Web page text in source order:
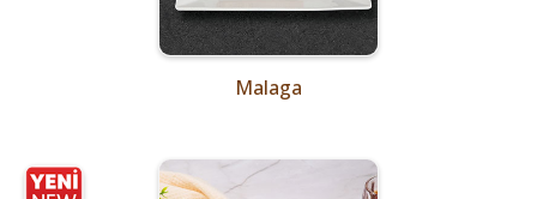
Malaga